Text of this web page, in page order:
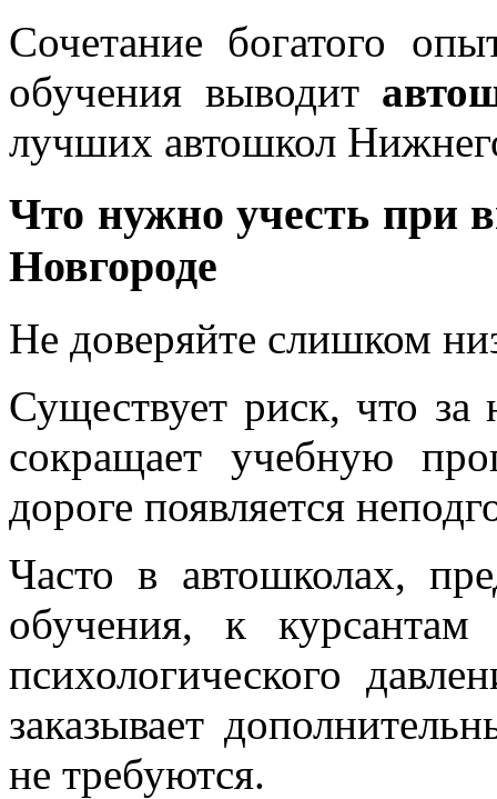
Сочетание богатого
обучения выводит
лучших автошкол
Что нужно учесть при
Новгороде
Не доверяйте слишком
Существует риск, что
сокращает учебную
дороге появляется
Часто в автошколах,
обучения, к курсантам
психологического
заказывает
не требуются.